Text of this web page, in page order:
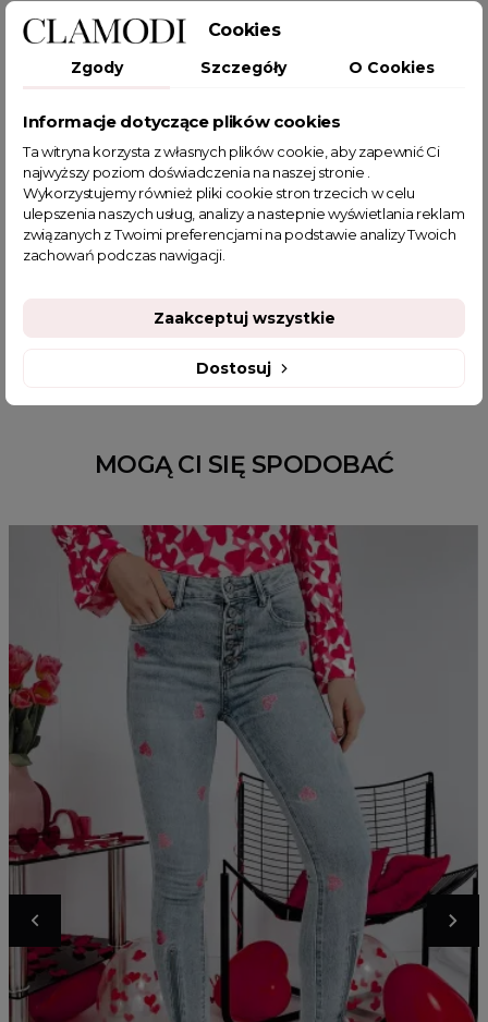
POWIĄZANE TAGI
bluzka plus size biała bluzka
bluzka z długim rękawem
biała bluzka oversize
bluzki damskie
bluzki bawełniane damskie
bluzki oversize
bluzeczki damskie z długim rękaw
MOGĄ CI SIĘ SPODOBAĆ
Cookies
Zgody Szczegóły O Cookies
Informacje dotyczące plików cookies
Ta witryna korzysta z własnych plików cookie, aby zapewnić Ci
najwyższy poziom doświadczenia na naszej stronie .
Wykorzystujemy również pliki cookie stron trzecich w celu
ulepszenia naszych usług, analizy a nastepnie wyświetlania reklam
związanych z Twoimi preferencjami na podstawie analizy Twoich
zachowań podczas nawigacji.
Dostosuj
Zaakceptuj wszystkie